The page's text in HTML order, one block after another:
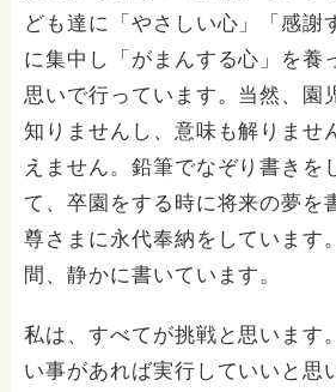
ども達に「やさしい心」「感謝
に集中し「がまんする心」を養
思いで行っています。当然、園
知りませんし、意味も解りませ
えません。鉛筆でなぞり書きを
て、卒園をする時に将来の夢を
尊さまに永代奉納をしています
間、静かに書いています。
私は、すべてが挑戦と思います
い事があれば実行していいと思